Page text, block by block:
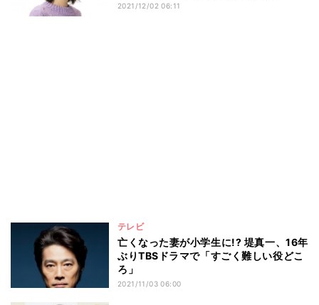
2021/12/02 06:11
テレビ
亡くなった妻が小学生に!? 堤真一、16年
ぶりTBSドラマで「すごく難しい役どこ
ろ」
2021/11/03 06:00